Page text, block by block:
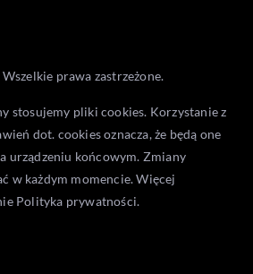
prawa zastrzeżone.
stosujemy pliki cookies. Korzystanie z
dot. cookies oznacza, że będą one
urządzeniu końcowym. Zmiany
w każdym momencie. Więcej
Polityka prywatności.